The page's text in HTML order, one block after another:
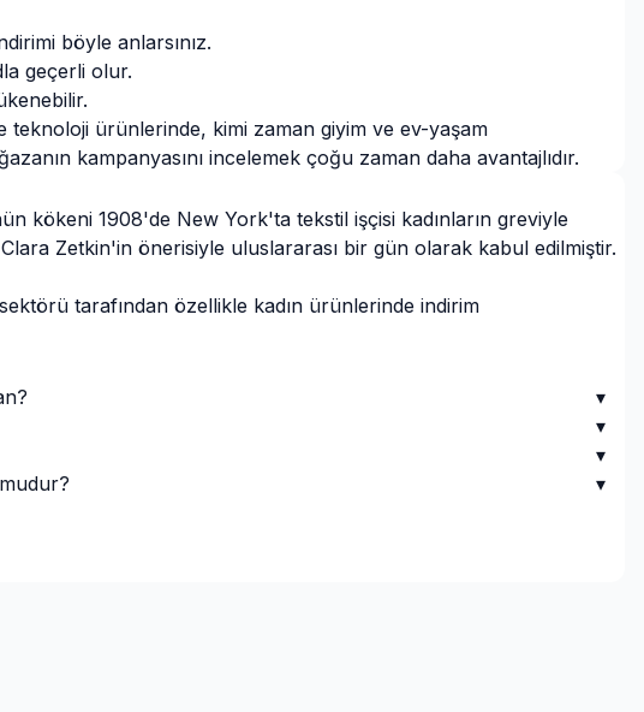
böyle anlarsınız.
geçerli olur.
teknoloji ürünlerinde, kimi zaman giyim ve ev-yaşam
kampanyasını incelemek çoğu zaman daha avantajlıdır.
kökeni 1908'de New York'ta tekstil işçisi kadınların greviyle
Zetkin'in önerisiyle uluslararası bir gün olarak kabul edilmiştir.
tarafından özellikle kadın ürünlerinde indirim
▾
▾
▾
▾